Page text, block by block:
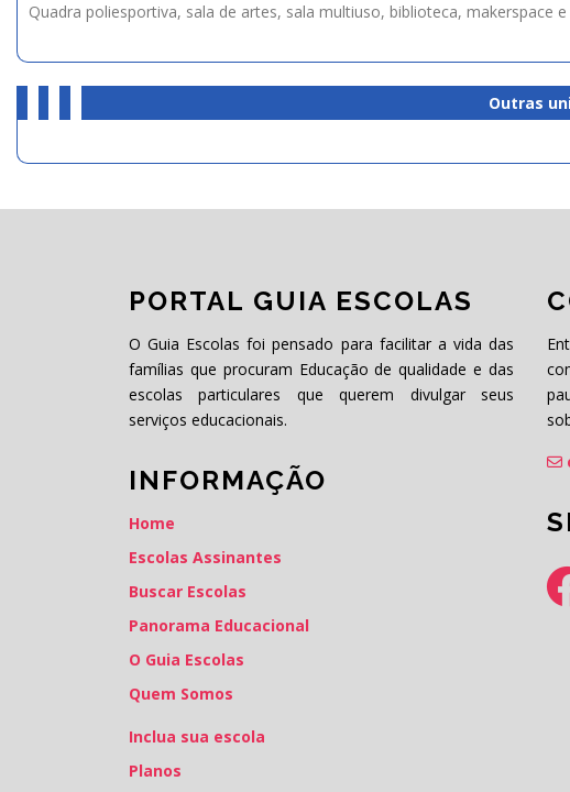
Quadra poliesportiva, sala de artes, sala multiuso, biblioteca, makerspace
Outras
PORTAL GUIA ESCOLAS
O Guia Escolas foi pensado para facilitar a vida das
famílias que procuram Educação de qualidade e das
escolas particulares que querem divulgar seus
serviços educacionais.
INFORMAÇÃO
Home
Escolas Assinantes
Buscar Escolas
Panorama Educacional
O Guia Escolas
Quem Somos
Inclua sua escola
Planos